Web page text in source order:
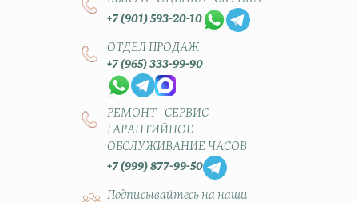
+7 (901) 593-20-10
ОТДЕЛ ПРОДАЖ
+7 (965) 333-99-90
РЕМОНТ - СЕРВИС -
ГАРАНТИЙНОЕ
ОБСЛУЖИВАНИЕ ЧАСОВ
+7 (999) 877-99-50
Подписывайтесь на наши